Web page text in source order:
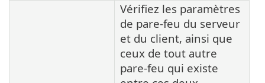
Vérifiez les paramètres
de pare-feu du serveur
et du client, ainsi que
ceux de tout autre
pare-feu qui existe